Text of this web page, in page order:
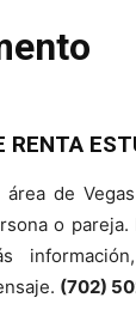
RENTA
área de
o pareja.
(702)